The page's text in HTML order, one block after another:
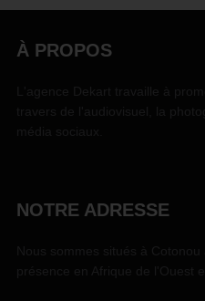
À PROPOS
NOTRE ADRESSE